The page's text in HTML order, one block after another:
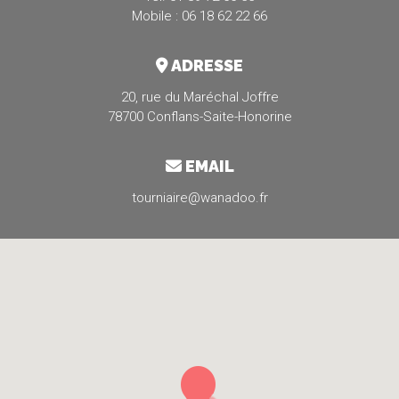
Mobile : 06 18 62 22 66
ADRESSE
20, rue du Maréchal Joffre
78700 Conflans-Saite-Honorine
EMAIL
tourniaire@wanadoo.fr